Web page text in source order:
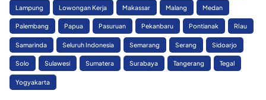
Lampung Lowongan Kerja Makassar Malang Medan
Palembang Papua Pasuruan Pekanbaru Pontianak RIau
Samarinda Seluruh Indonesia Semarang Serang Sidoarjo
Solo Sulawesi Sumatera Surabaya Tangerang Tegal
Yogyakarta